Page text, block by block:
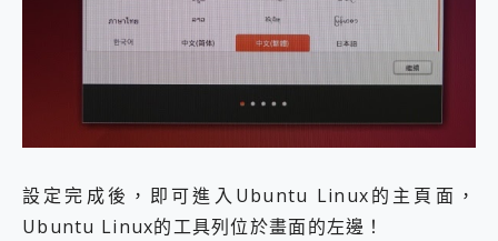
設定完成後，即可進入Ubuntu Linux的主頁面，
Ubuntu Linux的工具列位於畫面的左邊！